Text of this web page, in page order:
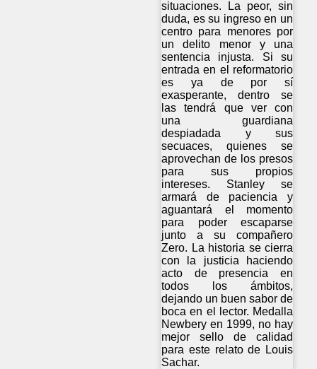
situaciones. La peor, sin
duda, es su ingreso en un
centro para menores por
un delito menor y una
sentencia injusta. Si su
entrada en el reformatorio
es ya de por sí
exasperante, dentro se
las tendrá que ver con
una guardiana
despiadada y sus
secuaces, quienes se
aprovechan de los presos
para sus propios
intereses. Stanley se
armará de paciencia y
aguantará el momento
para poder escaparse
junto a su compañero
Zero. La historia se cierra
con la justicia haciendo
acto de presencia en
todos los ámbitos,
dejando un buen sabor de
boca en el lector. Medalla
Newbery en 1999, no hay
mejor sello de calidad
para este relato de Louis
Sachar.